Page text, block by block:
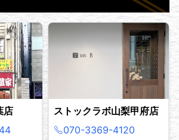
店
ストックラボ山梨甲府店
070-3369-4120